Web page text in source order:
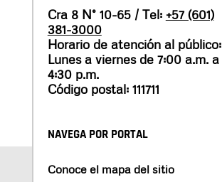
Cra 8 N° 10-65 / Tel: +57 (601)
381-3000
Horario de atención al público:
Lunes a viernes de 7:00 a.m. a
4:30 p.m.
Código postal: 111711
NAVEGA POR PORTAL
Conoce el mapa del sitio